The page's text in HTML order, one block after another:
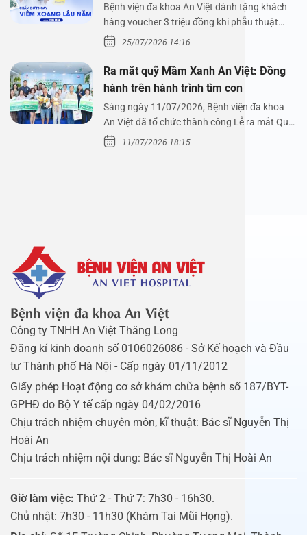
Nguyễn Thị Hoài An
Bệnh viện đa khoa An Việt dành tặng khách
hàng voucher 3 triệu đồng khi phẫu thuật
xoang cùng PGS.…
25/07/2026 14:16
Ra mắt quỹ Mầm Xanh An Việt: Đồng
hành trên hành trình tìm con
Sáng ngày 11/07/2026, Bệnh viện đa khoa
An Việt đã tổ chức thành công Lễ ra mắt Quỹ
Mầm Xanh…
11/07/2026 18:15
Bệnh viện đa khoa An Việt
Công ty TNHH An Việt Thăng Long
Đăng kí kinh doanh số 0106026086 - Sở Kế hoạch và Đầu
tư Thành phố Hà Nội - Cấp ngày 01/11/2012
Giấy phép Hoạt động cơ sở khám chữa bệnh số 187/BYT-
GPHĐ do Bộ Y tế cấp ngày 04/02/2016
Chịu trách nhiệm chuyên môn, kĩ thuật: Bác sĩ Nguyễn Thị
Hoài An
Chịu trách nhiệm nội dung: Bác sĩ Nguyễn Thị Hoài An
Giờ làm việc: Thứ 2 - Thứ 7: 7h30 - 16h30.
Chủ nhật: 7h30 - 11h30 (Khám Tai Mũi Họng).